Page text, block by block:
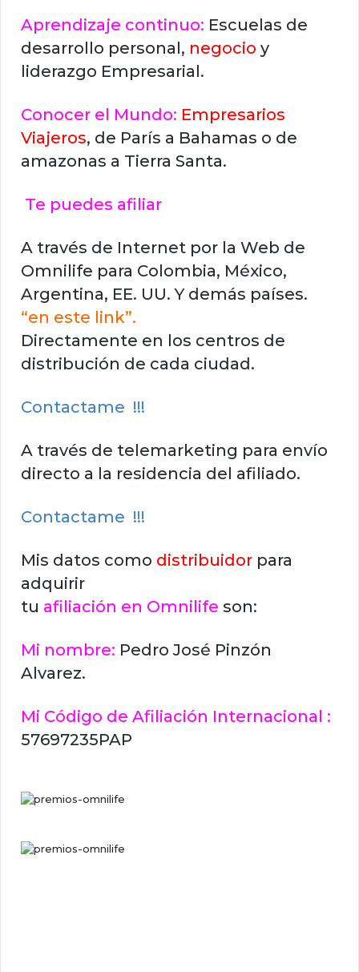
Aprendizaje continuo: Escuelas de
desarrollo personal, negocio y
liderazgo Empresarial.
Conocer el Mundo: Empresarios
Viajeros, de París a Bahamas o de
amazonas a Tierra Santa.
Te puedes afiliar
A través de Internet por la Web de
Omnilife para Colombia, México,
Argentina, EE. UU. Y demás países.
“en este link”.
Directamente en los centros de
distribución de cada ciudad.
Contactame !!!
A través de telemarketing para envío
directo a la residencia del afiliado.
Contactame !!!
Mis datos como distribuidor para
adquirir
tu afiliación en Omnilife son:
Mi nombre: Pedro José Pinzón
Alvarez.
Mi Código de Afiliación Internacional :
57697235PAP